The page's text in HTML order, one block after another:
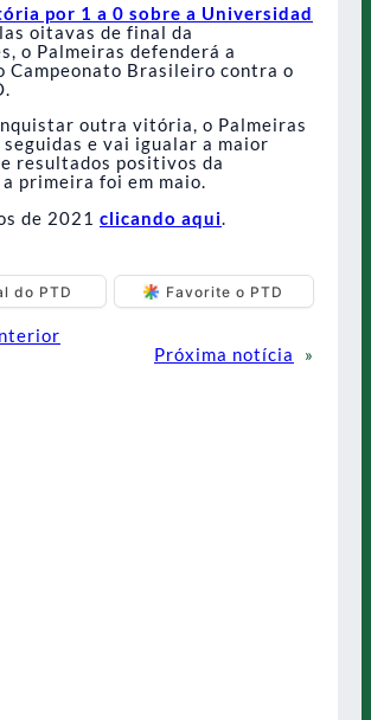
por 1 a 0 sobre a Universidad
oitavas de final da
o Palmeiras defenderá a
Campeonato Brasileiro contra o
outra vitória, o Palmeiras
seguidas e vai igualar a maior
resultados positivos da
primeira foi em maio.
de 2021 clicando aqui.
do PTD Favorite o PTD
Próxima notícia
»